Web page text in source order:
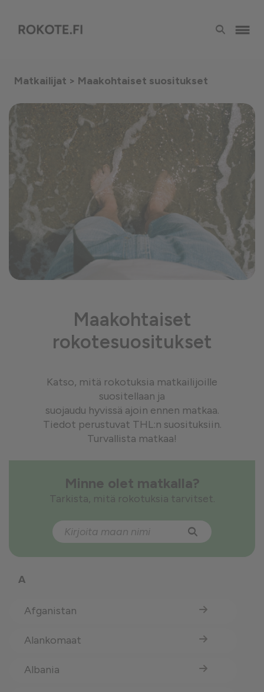
Matkailijat > Maakohtaiset suositukset
Maakohtaiset
rokotesuositukset
Katso, mitä rokotuksia matkailijoille
suositellaan ja
suojaudu hyvissä ajoin ennen matkaa.
Tiedot perustuvat THL:n suosituksiin.
Turvallista matkaa!
Minne olet matkalla?
Tarkista, mitä rokotuksia tarvitset.
A
Afganistan
Alankomaat
Albania